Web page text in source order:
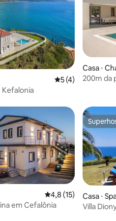
5 de uma
5 (4)
Kefalonia
Casa ⋅
200m da
4,8 de uma
4,8 (15)
em Cefalônia
Casa ⋅
Villa